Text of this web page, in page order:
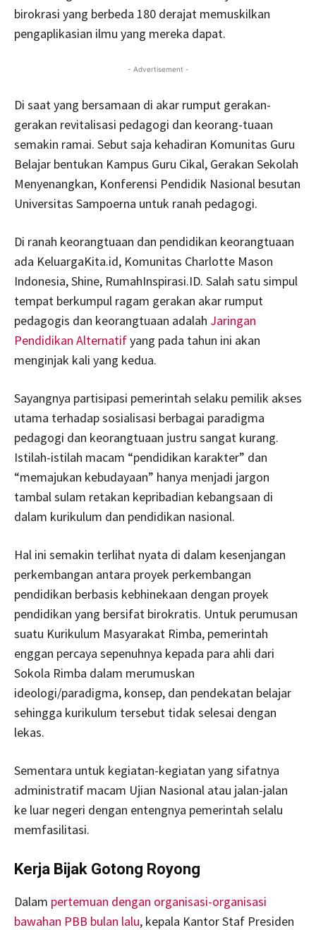
birokrasi yang berbeda 180 derajat memuskilkan
pengaplikasian ilmu yang mereka dapat.
- Advertisement -
Di saat yang bersamaan di akar rumput gerakan-
gerakan revitalisasi pedagogi dan keorang-tuaan
semakin ramai. Sebut saja kehadiran Komunitas Guru
Belajar bentukan Kampus Guru Cikal, Gerakan Sekolah
Menyenangkan, Konferensi Pendidik Nasional besutan
Universitas Sampoerna untuk ranah pedagogi.
Di ranah keorangtuaan dan pendidikan keorangtuaan
ada KeluargaKita.id, Komunitas Charlotte Mason
Indonesia, Shine, RumahInspirasi.ID. Salah satu simpul
tempat berkumpul ragam gerakan akar rumput
pedagogis dan keorangtuaan adalah Jaringan
Pendidikan Alternatifyang pada tahun ini akan
menginjak kali yang kedua.
Sayangnya partisipasi pemerintah selaku pemilik akses
utama terhadap sosialisasi berbagai paradigma
pedagogi dan keorangtuaan justru sangat kurang.
Istilah-istilah macam “pendidikan karakter” dan
“memajukan kebudayaan” hanya menjadi jargon
tambal sulam retakan kepribadian kebangsaan di
dalam kurikulum dan pendidikan nasional.
Hal ini semakin terlihat nyata di dalam kesenjangan
perkembangan antara proyek perkembangan
pendidikan berbasis kebhinekaan dengan proyek
pendidikan yang bersifat birokratis. Untuk perumusan
suatu Kurikulum Masyarakat Rimba, pemerintah
enggan percaya sepenuhnya kepada para ahli dari
Sokola Rimba dalam merumuskan
ideologi/paradigma, konsep, dan pendekatan belajar
sehingga kurikulum tersebut tidak selesai dengan
lekas.
Sementara untuk kegiatan-kegiatan yang sifatnya
administratif macam Ujian Nasional atau jalan-jalan
ke luar negeri dengan entengnya pemerintah selalu
memfasilitasi.
Kerja Bijak Gotong Royong
Dalam pertemuan dengan organisasi-organisasi
bawahan PBB bulan lalu, kepala Kantor Staf Presiden